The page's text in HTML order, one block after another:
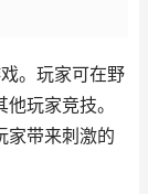
。玩家可在野
玩家竞技。
家带来刺激的